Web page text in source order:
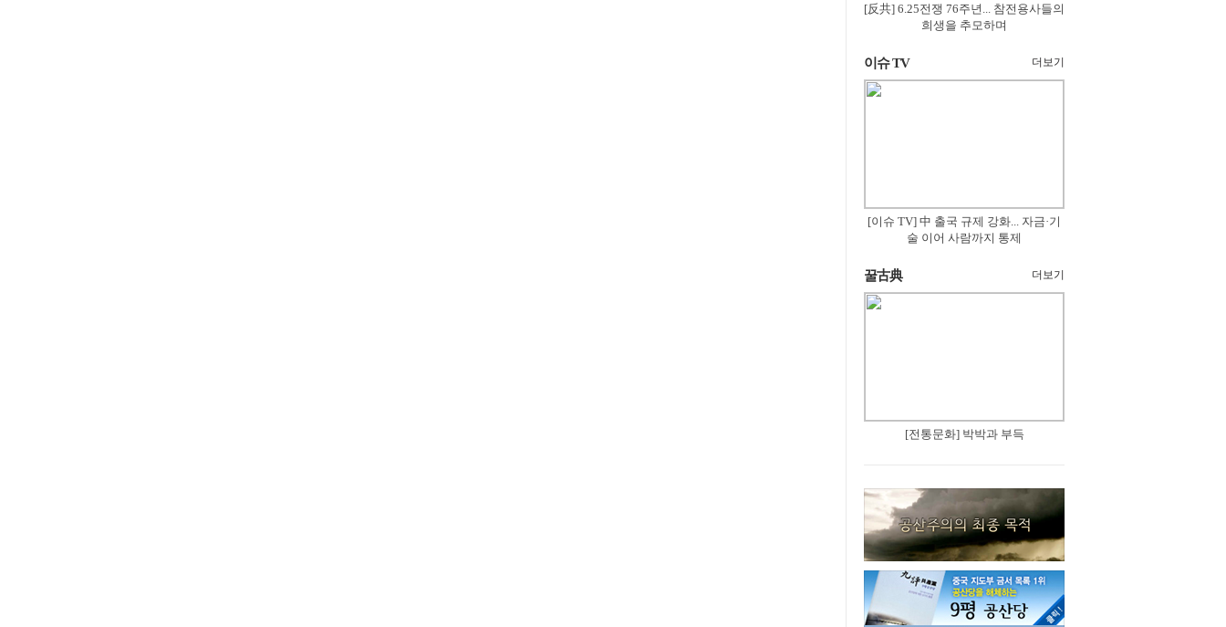
[反共] 6.25전쟁 76주년... 참전용사들의
희생을 추모하며
이슈 TV 더보기
[이슈 TV] 中 출국 규제 강화... 자금·기
술 이어 사람까지 통제
꿀古典 더보기
[전통문화] 박박과 부득